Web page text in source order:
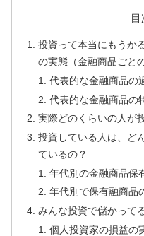
目
投資って本当にもうか
の実態（金融商品ごと
代表的な金融商品の
代表的な金融商品の
実際どのくらいの人が
投資している人は、ど
ているの？
年代別の金融商品保
年代別で保有融商品
みんな投資で儲かって
個人投資家の損益の